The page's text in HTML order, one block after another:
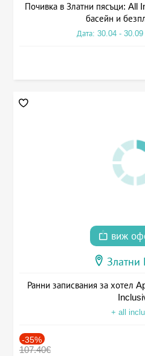
Почивка в Златни пясъци: All
басейн и
Дата: 30.04 -
виж
Златни
Ранни записвания за хотел
+ all
-35%
107.40€